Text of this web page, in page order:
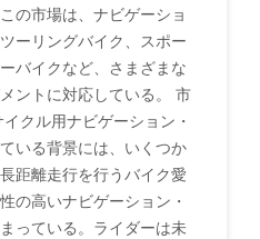
の市場は、ナビゲーショ
ーリングバイク、スポー
バイクなど、さまざまな
ントに対応している。 市
クル用ナビゲーション・
いる背景には、いくつか
距離走行を行うバイク愛
の高いナビゲーション・
っている。ライダーは未